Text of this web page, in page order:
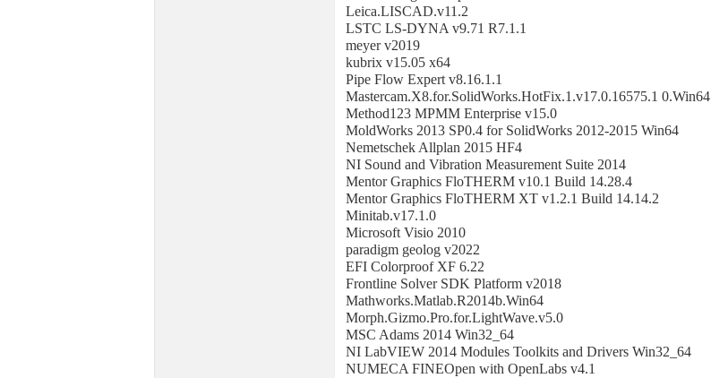
Leica.LISCAD.v11.2
LSTC LS-DYNA v9.71 R7.1.1
meyer v2019
kubrix v15.05 x64
Pipe Flow Expert v8.16.1.1
Mastercam.X8.for.SolidWorks.HotFix.1.v17.0.16575.1 0.Win64
Method123 MPMM Enterprise v15.0
MoldWorks 2013 SP0.4 for SolidWorks 2012-2015 Win64
Nemetschek Allplan 2015 HF4
NI Sound and Vibration Measurement Suite 2014
Mentor Graphics FloTHERM v10.1 Build 14.28.4
Mentor Graphics FloTHERM XT v1.2.1 Build 14.14.2
Minitab.v17.1.0
Microsoft Visio 2010
paradigm geolog v2022
EFI Colorproof XF 6.22
Frontline Solver SDK Platform v2018
Mathworks.Matlab.R2014b.Win64
Morph.Gizmo.Pro.for.LightWave.v5.0
MSC Adams 2014 Win32_64
NI LabVIEW 2014 Modules Toolkits and Drivers Win32_64
NUMECA FINEOpen with OpenLabs v4.1